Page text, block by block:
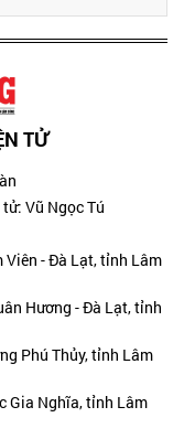
TỬ
Vũ Ngọc Tú
Viên - Đà Lạt, tỉnh Lâm
Hương - Đà Lạt, tỉnh
Phú Thủy, tỉnh Lâm
Gia Nghĩa, tỉnh Lâm